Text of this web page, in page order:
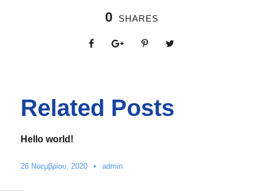
0 SHARES
Related Posts
Hello world!
26 Νοεμβρίου, 2020 • admin